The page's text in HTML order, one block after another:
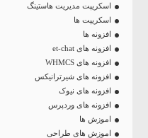
اسکریپت مدیریت هاستینگ
اسکریپت ها
افزونه ها
افزونه های et-chat
افزونه های WHMCS
افزونه های شیرترانیکس
افزونه های نیوک
افزونه های وردپرس
اموزش ها
اموزش های طراحی